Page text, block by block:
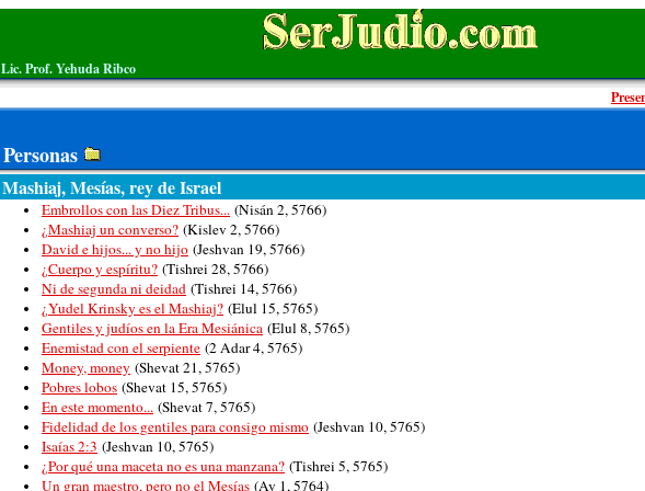
Lic. Prof. Yehuda Ribco
Personas
Mashiaj, Mesías, rey de Israel
Embrollos con las Diez Tribus... (Nisán2,5766)
¿Mashiaj un converso? (Kislev2,5766)
David e hijos... y no hijo (Jeshvan 19,5766)
¿Cuerpo y espíritu? (Tishrei 28,5766)
Ni de segunda ni deidad (Tishrei 14,5766)
¿Yudel Krinsky es el Mashiaj? (Elul 15,5765)
Gentiles y judíos en la Era Mesiánica (Elul8,5765)
Enemistad con el serpiente (2 Adar4,5765)
Money, money (Shevat 21,5765)
Pobres lobos (Shevat 15,5765)
En este momento... (Shevat 7,5765)
Fidelidad de los gentiles para consigo mismo (Jeshvan 10,5765)
Isaías 2:3 (Jeshvan 10,5765)
¿Por qué una maceta no es una manzana? (Tishrei 5,5765)
Un gran maestro, pero no el Mesías (Av 1,5764)